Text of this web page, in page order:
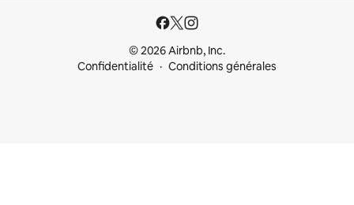
© 2026 Airbnb, Inc.
Confidentialité
Conditions générales